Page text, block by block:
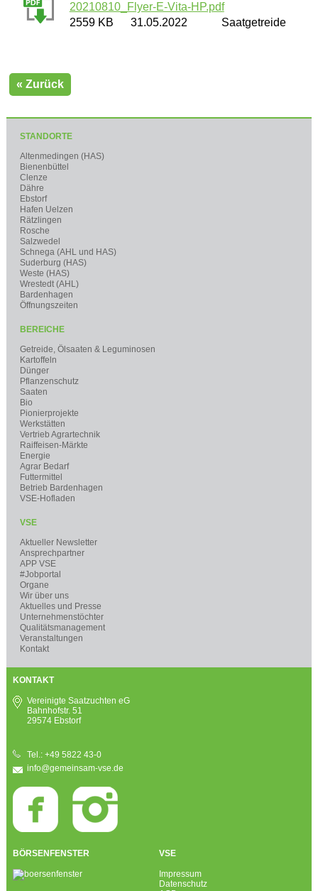
20210810_Flyer-E-Vita-HP.pdf
2559 KB
31.05.2022 Saatgetreide
« Zurück
STANDORTE
Altenmedingen (HAS)
Bienenbüttel
Clenze
Dähre
Ebstorf
Hafen Uelzen
Rätzlingen
Rosche
Salzwedel
Schnega (AHL und HAS)
Suderburg (HAS)
Weste (HAS)
Wrestedt (AHL)
Bardenhagen
Öffnungszeiten
BEREICHE
Getreide, Ölsaaten & Leguminosen
Kartoffeln
Dünger
Pflanzenschutz
Saaten
Bio
Pionierprojekte
Werkstätten
Vertrieb Agrartechnik
Raiffeisen-Märkte
Energie
Agrar Bedarf
Futtermittel
Betrieb Bardenhagen
VSE-Hofladen
VSE
Aktueller Newsletter
Ansprechpartner
APP VSE
#Jobportal
Organe
Wir über uns
Aktuelles und Presse
Unternehmenstöchter
Qualitätsmanagement
Veranstaltungen
Kontakt
KONTAKT
Vereinigte Saatzuchten eG
Bahnhofstr. 51
29574 Ebstorf
Tel.: +49 5822 43-0
info@gemeinsam-vse.de
BÖRSENFENSTER VSE
Impressum
Datenschutz